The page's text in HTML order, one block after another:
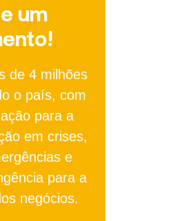
um
de 4 milhões
o país, com
para a
em crises,
e
para a
negócios.